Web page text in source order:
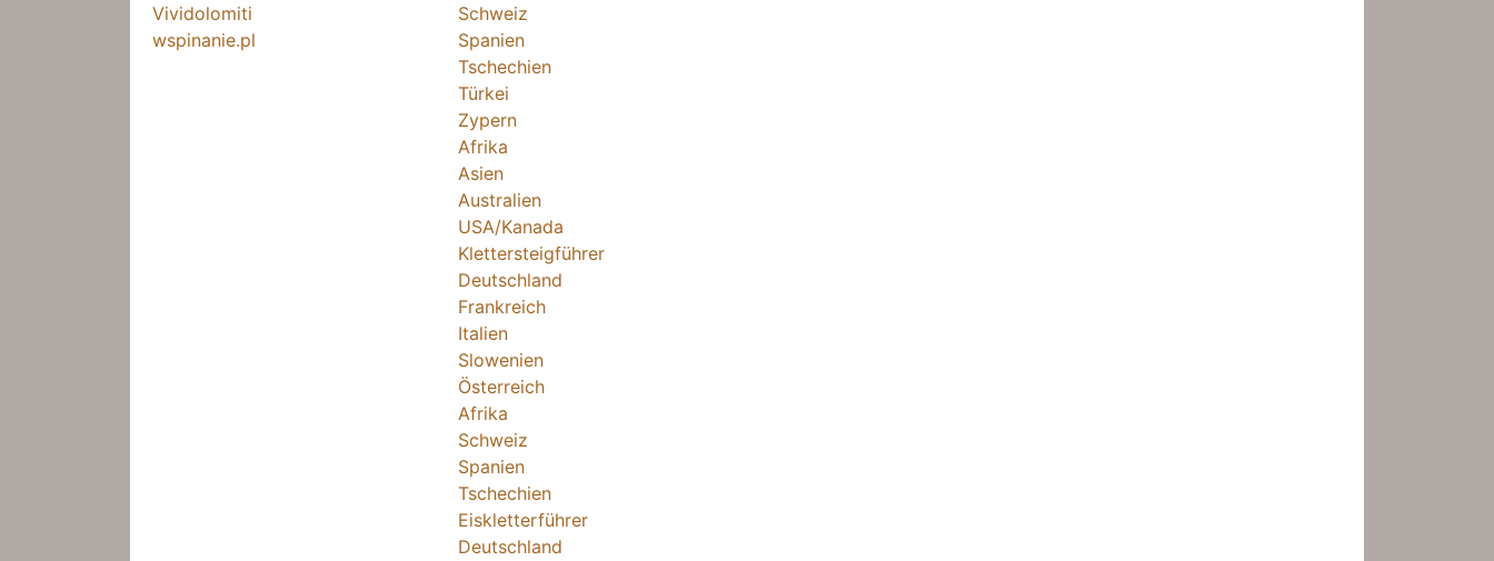
Vividolomiti
wspinanie.pl
Schweiz
Spanien
Tschechien
Türkei
Zypern
Afrika
Asien
Australien
USA/Kanada
Klettersteigführer
Deutschland
Frankreich
Italien
Slowenien
Österreich
Afrika
Schweiz
Spanien
Tschechien
Eiskletterführer
Deutschland